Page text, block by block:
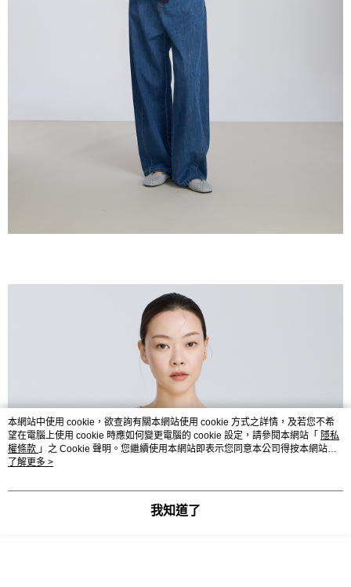
本網站中使用 cookie，欲查詢有關本網站使用 cookie 方式之詳情，及若您不希
望在電腦上使用 cookie 時應如何變更電腦的 cookie 設定，請參閱本網站「 隱私
權條款 」之 Cookie 聲明。您繼續使用本網站即表示您同意本公司得按本網站使
用條款之 Cookie 聲明使用 cookie。
了解更多 >
我知道了